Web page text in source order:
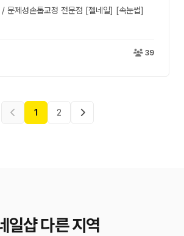
/ 문제성손톱교정 전문점 [젤네일] [속눈썹]
39
1 2
일샵 다른 지역